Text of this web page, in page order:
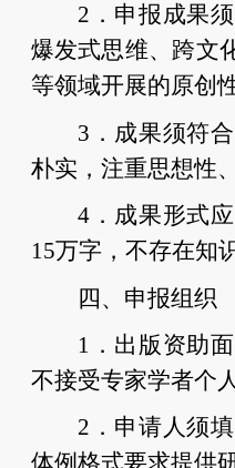
2．申报成果须
爆发式思维、跨文
等领域开展的原创
3．成果须符
朴实，注重思想性
4．成果形式
15万字，不存在知
四、申报组织
1．出版资助
不接受专家学者个
2．申请人须